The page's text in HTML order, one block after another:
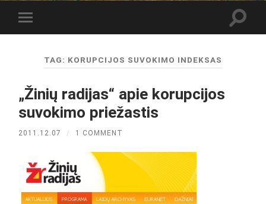
Toggle
mobile
TAG: KORUPCIJOS SUVOKIMO INDEKSAS
„Žinių radijas“ apie korupcijos
suvokimo priežastis
2011.12.07 / 1 COMMENT